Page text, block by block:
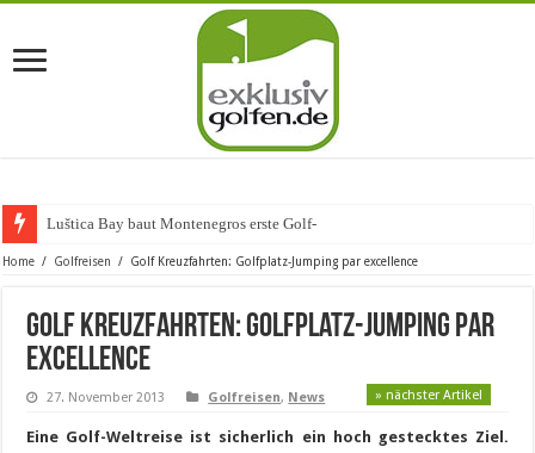
Luštica Bay baut Montenegros erste Golf-Community we
Home / Golfreisen / Golf Kreuzfahrten: Golfplatz-Jumping par excellence
Golf Kreuzfahrten: Golfplatz-Jumping par
excellence
27. November 2013 Golfreisen, News » nächster Artikel
Eine Golf-Weltreise ist sicherlich ein hoch gestecktes Ziel.